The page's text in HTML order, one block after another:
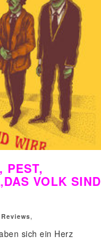
PEST,
VOLK SIND
Reviews,
sich ein Herz